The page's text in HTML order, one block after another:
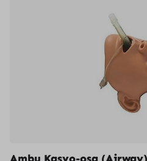
Ambu Kasvo-osa